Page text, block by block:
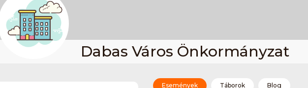
Dabas Város Önkormányzat
Események Táborok Blog